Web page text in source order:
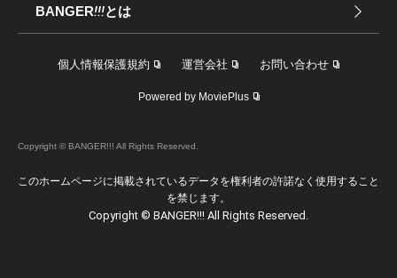
BANGER!!!とは
個人情報保護規約 運営会社 お問い合わせ
Powered by MoviePlus
Copyright © BANGER!!! All Rights Reserved.
このホームページに掲載されているデータを権利者の許諾なく使用すること
を禁じます。
Copyright © BANGER!!! All Rights Reserved.